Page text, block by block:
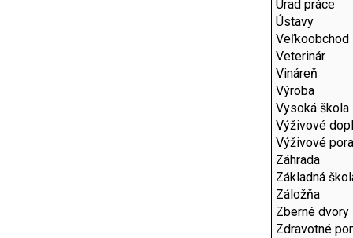
Úrad práce
Ústavy
Veľkoobchod
Veterinár
Vináreň
Výroba
Vysoká škola
Výživové
Výživové
Záhrada
Základná
Záložňa
Zberné dvory
Zdravotné